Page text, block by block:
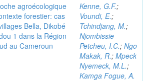
agroécologique
forestier: cas
Bella, Dikobé
1 dans la Région
au Cameroun
Kenne, G.F.;
Voundi, E.;
Tchindjang, M.;
Njombissie
Petcheu, I.C.; Ngo
Makak, R.; Mpeck
Nyemeck, M.L.;
Kamga Fogue, A.